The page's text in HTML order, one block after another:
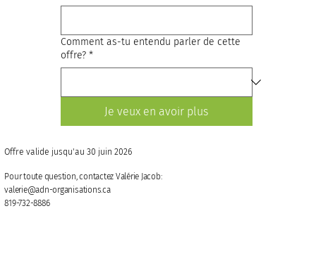
Comment as-tu entendu parler de cette
offre? *
Je veux en avoir plus
Offre valide jusqu'au 30 juin 2026
Pour toute question, contactez Valérie Jacob:
valerie@adn-organisations.ca
819-732-8886